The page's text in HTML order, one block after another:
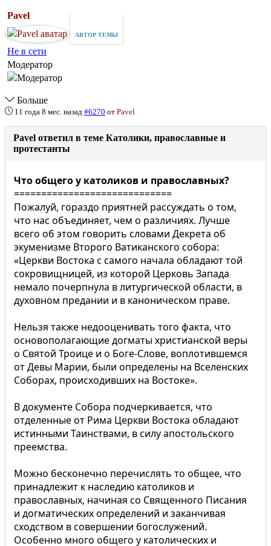
Pavel
АВТОР ТЕМЫ
Не в сети
Модератор
Больше
11 года 8 мес. назад #6270 от Pavel
Pavel ответил в теме Католики, православные и
протестанты
Что общего у католиков и православных?
=============================
Пожалуй, гораздо приятней рассуждать о том,
что нас объединяет, чем о различиях. Лучше
всего об этом говорить словами Декрета об
экуменизме Второго Ватиканского собора:
«Церкви Востока с самого начала обладают той
сокровищницей, из которой Церковь Запада
немало почерпнула в литургической области, в
духовном предании и в каноническом праве.
Нельзя также недооценивать того факта, что
основополагающие догматы христианской веры
о Святой Троице и о Боге-Слове, воплотившемся
от Девы Марии, были определены на Вселенских
Соборах, происходивших на Востоке».
В документе Собора подчеркивается, что
отделенные от Рима Церкви Востока обладают
истинными Таинствами, в силу апостольского
преемства.
Можно бесконечно перечислять то общее, что
принадлежит к наследию католиков и
православных, начиная со Священного Писания
и догматических определений и заканчивая
сходством в совершении богослужений.
Особенно много общего у католических и